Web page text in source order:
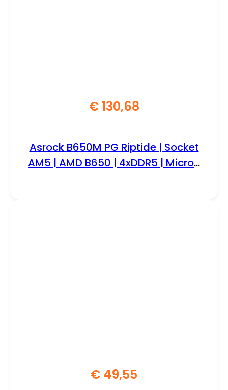
€130,68
Asrock B650M PG Riptide | Socket
AM5 | AMD B650 | 4xDDR5 | Micro-
€ 49,55